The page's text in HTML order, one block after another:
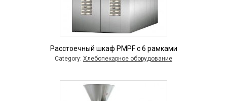
Расстоечный шкаф PMPF с 6 рамками
Category: Хлебопекарное оборудование